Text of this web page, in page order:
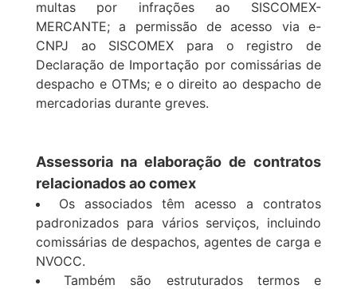
multas por infrações ao SISCOMEX-
MERCANTE; a permissão de acesso via e-
CNPJ ao SISCOMEX para o registro de
Declaração de Importação por comissárias de
despacho e OTMs; e o direito ao despacho de
mercadorias durante greves.
Assessoria na elaboração de contratos
relacionados ao comex
Os associados têm acesso a contratos
padronizados para vários serviços, incluindo
comissárias de despachos, agentes de carga e
NVOCC.
Também são estruturados termos e